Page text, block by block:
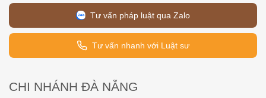
Tư vấn pháp luật qua Zalo
Tư vấn nhanh với Luật sư
CHI NHÁNH ĐÀ NẴNG